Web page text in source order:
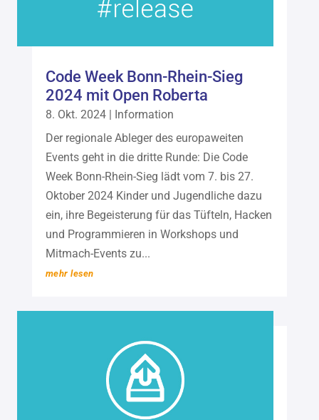
Code Week Bonn-Rhein-Sieg
2024 mit Open Roberta
8. Okt. 2024| Information
Der regionale Ableger des europaweiten
Events geht in die dritte Runde: Die Code
Week Bonn-Rhein-Sieg lädt vom 7. bis 27.
Oktober 2024 Kinder und Jugendliche dazu
ein, ihre Begeisterung für das Tüfteln, Hacken
und Programmieren in Workshops und
Mitmach-Events zu...
mehr lesen